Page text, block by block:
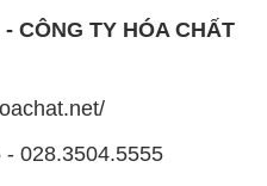
CÔNG TY HÓA CHẤT
- 028.3504.5555